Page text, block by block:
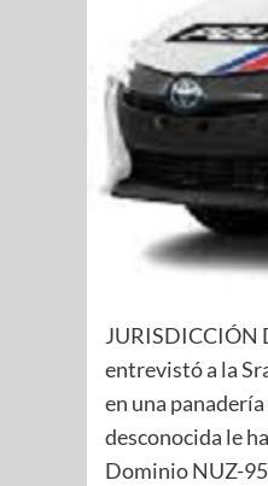
JURISDICCIÓN
entrevistó a la
en una
desconocida le
Dominio NUZ-